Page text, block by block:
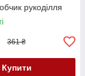
рукоділля
361 ₴
Купити